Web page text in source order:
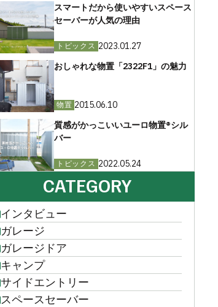
スマートだから使いやすいスペース
セーバーが人気の理由
トピックス 2023.01.27
おしゃれな物置「2322F1」の魅力
物置 2015.06.10
質感がかっこいいユーロ物置®︎シル
バー
トピックス 2022.05.24
CATEGORY
インタビュー
ガレージ
ガレージドア
キャンプ
サイドエントリー
スペースセーバー